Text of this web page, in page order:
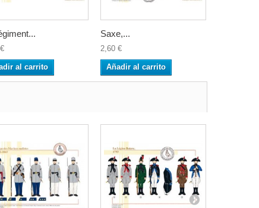
al carrito
Saxe,...
2,60 €
Añadir al carrito